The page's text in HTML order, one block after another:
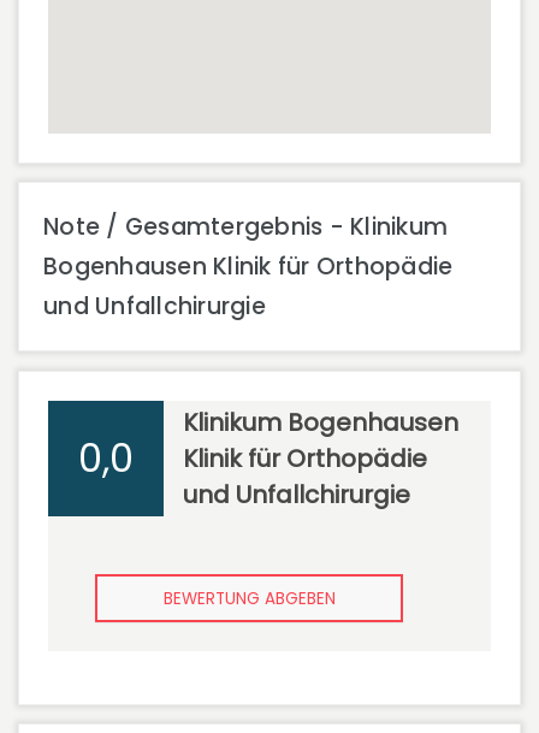
Note / Gesamtergebnis - Klinikum
Bogenhausen Klinik für Orthopädie
und Unfallchirurgie
0,0
Klinikum Bogenhausen
Klinik für Orthopädie
und Unfallchirurgie
BEWERTUNG ABGEBEN